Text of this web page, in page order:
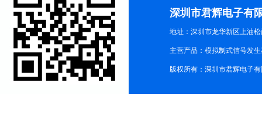
深圳市君辉电子有
地址：深圳市龙华新区上油松
主营产品：模拟制式信号发
版权所有：深圳市君辉电子